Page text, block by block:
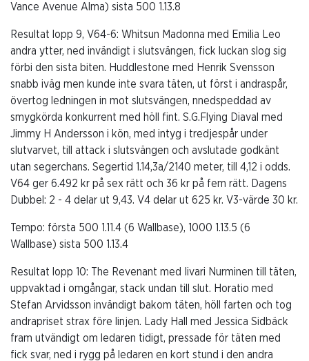
Vance Avenue Alma) sista 500 1.13.8
Resultat lopp 9, V64-6: Whitsun Madonna med Emilia Leo
andra ytter, ned invändigt i slutsvängen, fick luckan slog sig
förbi den sista biten. Huddlestone med Henrik Svensson
snabb iväg men kunde inte svara täten, ut först i andraspår,
övertog ledningen in mot slutsvängen, nnedspeddad av
smygkörda konkurrent med höll fint. S.G.Flying Diaval med
Jimmy H Andersson i kön, med intyg i tredjespår under
slutvarvet, till attack i slutsvängen och avslutade godkänt
utan segerchans. Segertid 1.14,3a/2140 meter, till 4,12 i odds.
V64 ger 6.492 kr på sex rätt och 36 kr på fem rätt. Dagens
Dubbel: 2 - 4 delar ut 9,43. V4 delar ut 625 kr. V3-värde 30 kr.
Tempo: första 500 1.11.4 (6 Wallbase), 1000 1.13.5 (6
Wallbase) sista 500 1.13.4
Resultat lopp 10: The Revenant med Iivari Nurminen till täten,
uppvaktad i omgångar, stack undan till slut. Horatio med
Stefan Arvidsson invändigt bakom täten, höll farten och tog
andrapriset strax före linjen. Lady Hall med Jessica Sidbäck
fram utvändigt om ledaren tidigt, pressade för täten med
fick svar, ned i rygg på ledaren en kort stund i den andra